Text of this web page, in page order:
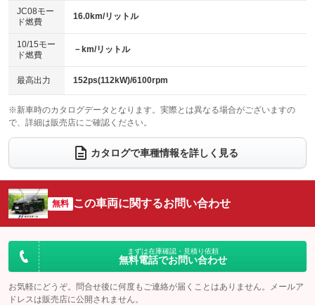
電動格納ミラー
：装備なし
：装備なし
パワーシート
ベンチシート
：装備なし
チップアップシート
：装備なし
：装備なし ：装備なし
ウォークスルー
：装備あり
電動リアゲート フロントカメラ
：装備なし
：装備なし ：装備なし
サイドカメラ
：装備なし ルーフレール
：装備なし
：装備なし
：装備なし
JC08モー
ド燃費
16.0km/リットル
10/15モー
ド燃費
－km/リットル
最高出力 152ps(112kW)/6100rpm
※新車時のカタログデータとなります。実際とは異なる場合がございますの
で、詳細は販売店にご確認ください。
カタログで車種情報を詳しく見る
無料 この車両に関するお問い合わせ
まずは在庫確認・見積り依頼
無料電話でお問い合わせ
お気軽にどうぞ。問合せ後に何度もご連絡が届くことはありません。メールア
ドレスは販売店に公開されません。